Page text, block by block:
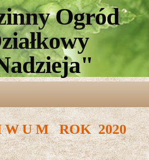
Ogród
W U M ROK 2020